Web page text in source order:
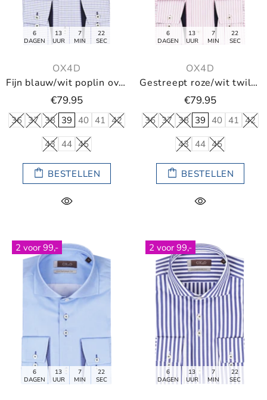
6
DAGEN
13
UUR
7
MIN
21
SEC
OX4D
Fijn blauw/wit poplin overhemd met kleine ruit
€79.95
36 37 38 39 40 41 42
43 44 45
BESTELLEN
6
DAGEN
13
UUR
7
MIN
21
SEC
OX4D
Gestreept roze/wit twill overhemd
€79.95
36 37 38 39 40 41 42
43 44 45
BESTELLEN
2 voor 99,-
6
DAGEN
13
UUR
7
MIN
21
SEC
2 voor 99,-
6
DAGEN
13
UUR
7
MIN
21
SEC